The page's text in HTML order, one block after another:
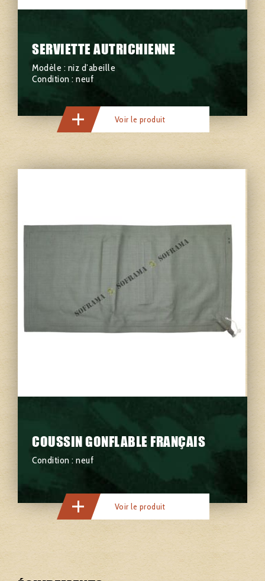
SERVIETTE AUTRICHIENNE
Modèle : niz d’abeille
Condition : neuf
Voir le produit
COUSSIN GONFLABLE FRANÇAIS
Condition : neuf
Voir le produit